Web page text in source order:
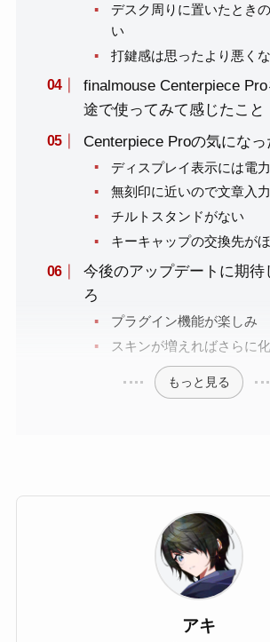
デスク周りに置いたとき
い
打鍵感は思ったより悪く
finalmouse Centerpiece
途で使ってみて感じたこと
Centerpiece Proの気になっ
ディスプレイ表示には電
無刻印に近いので文章入
チルトスタンドがない
キーキャップの交換先が
今後のアップデートに期待
ろ
プラグイン機能が楽しみ
スキンが増えればさらに
もっと見る
アキ